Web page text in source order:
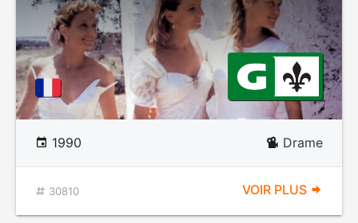
1990 Drame
30810 VOIR PLUS